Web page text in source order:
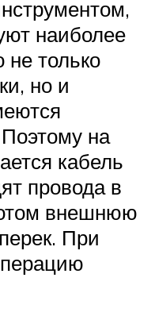
наиболее
не только
но и
на
кабель
провода в
внешнюю
При